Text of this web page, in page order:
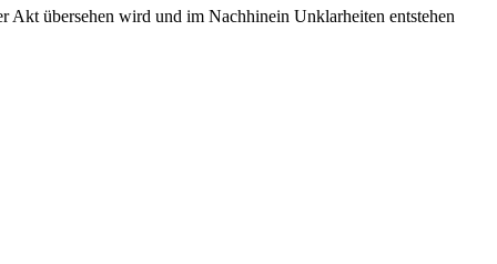
Akt übersehen wird und im Nachhinein Unklarheiten entstehen